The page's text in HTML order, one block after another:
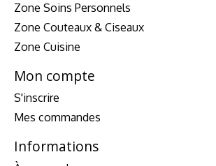
Zone Soins Personnels
Zone Couteaux & Ciseaux
Zone Cuisine
Mon compte
S'inscrire
Mes commandes
Informations